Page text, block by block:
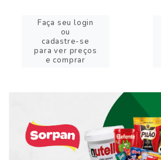
Faça seu login
ou
cadastre-se
para ver preços
e comprar